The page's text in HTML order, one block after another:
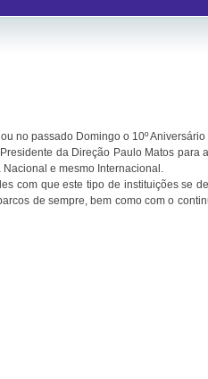
no passado Domingo o 10º
da Direção Paulo Matos
e mesmo Internacional.
com que este tipo de instituições se
de sempre, bem como com o